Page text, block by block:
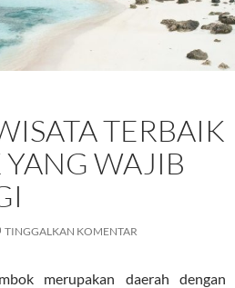
TERBAIK
WAJIB
TINGGALKAN KOMENTAR
merupakan daerah dengan